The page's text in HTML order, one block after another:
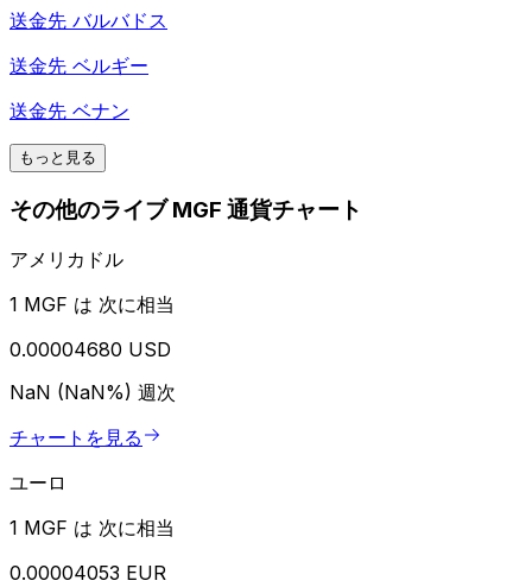
送金先 バルバドス
送金先 ベルギー
送金先 ベナン
もっと見る
その他のライブ MGF 通貨チャート
アメリカドル
1 MGF は 次に相当
0.00004680 USD
NaN (NaN%) 週次
チャートを見る
ユーロ
1 MGF は 次に相当
0.00004053 EUR